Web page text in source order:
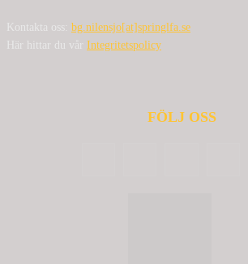
Kontakta oss: bg.nilensjo[at]springlfa.se
Här hittar du vår Integritetspolicy
FÖLJ OSS